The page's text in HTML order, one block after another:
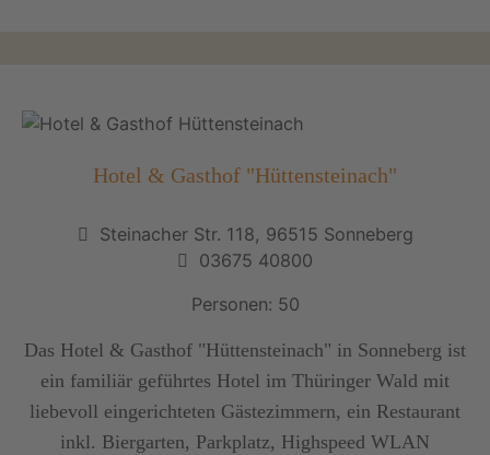
Hotel & Gasthof "Hüttensteinach"
Steinacher Str. 118, 96515 Sonneberg
03675 40800
Personen: 50
Das Hotel & Gasthof "Hüttensteinach" in Sonneberg ist
ein familiär geführtes Hotel im Thüringer Wald mit
liebevoll eingerichteten Gästezimmern, ein Restaurant
inkl. Biergarten, Parkplatz, Highspeed WLAN